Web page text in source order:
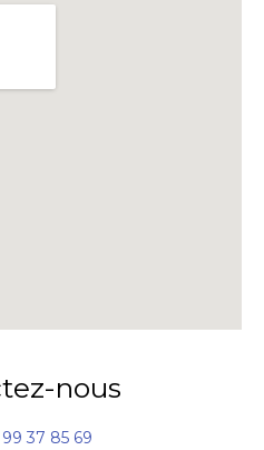
nous
37 85 69